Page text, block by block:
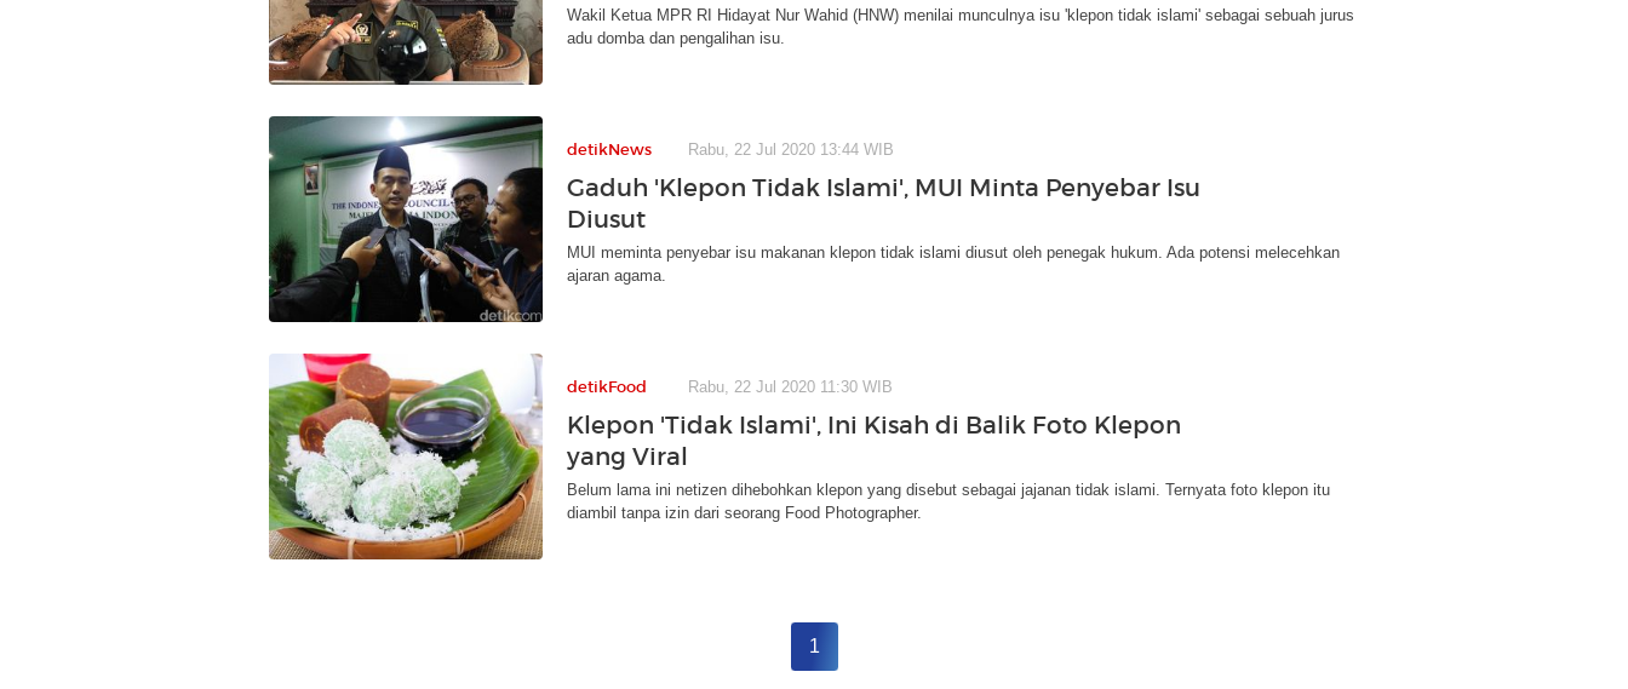
Wakil Ketua MPR RI Hidayat Nur Wahid (HNW) menilai munculnya isu 'klepon tidak islami' sebagai sebuah jurus
adu domba dan pengalihan isu.
detikNews Rabu, 22 Jul 2020 13:44 WIB
Gaduh 'Klepon Tidak Islami', MUI Minta Penyebar Isu
Diusut
MUI meminta penyebar isu makanan klepon tidak islami diusut oleh penegak hukum. Ada potensi melecehkan
ajaran agama.
detikFood Rabu, 22 Jul 2020 11:30 WIB
Klepon 'Tidak Islami', Ini Kisah di Balik Foto Klepon
yang Viral
Belum lama ini netizen dihebohkan klepon yang disebut sebagai jajanan tidak islami. Ternyata foto klepon itu
diambil tanpa izin dari seorang Food Photographer.
1